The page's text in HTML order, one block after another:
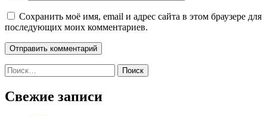
Сохранить моё имя, email и адрес сайта в этом браузере для
последующих моих комментариев.
Найти:
Свежие записи